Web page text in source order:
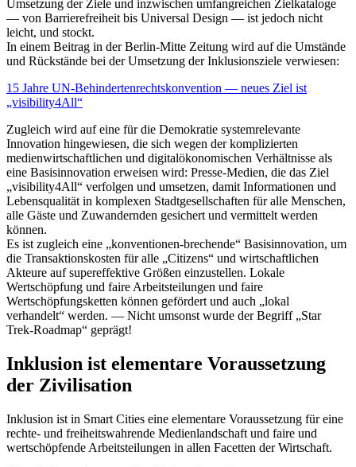
Umsetzung der Ziele und inzwischen umfangreichen Zielkataloge
— von Barrierefreiheit bis Universal Design — ist jedoch nicht
leicht, und stockt.
In einem Beitrag in der Berlin-Mitte Zeitung wird auf die Umstände
und Rückstände bei der Umsetzung der Inklusionsziele verwiesen:
15 Jahre UN-Behindertenrechtskonvention — neues Ziel ist
„visibility4All“
Zugleich wird auf eine für die Demokratie systemrelevante
Innovation hingewiesen, die sich wegen der komplizierten
medienwirtschaftlichen und digitalökonomischen Verhältnisse als
eine Basisinnovation erweisen wird: Presse-Medien, die das Ziel
„visibility4All“ verfolgen und umsetzen, damit Informationen und
Lebensqualität in komplexen Stadtgesellschaften für alle Menschen,
alle Gäste und Zuwandernden gesichert und vermittelt werden
können.
Es ist zugleich eine „konventionen-brechende“ Basisinnovation, um
die Transaktionskosten für alle „Citizens“ und wirtschaftlichen
Akteure auf supereffektive Größen einzustellen. Lokale
Wertschöpfung und faire Arbeitsteilungen und faire
Wertschöpfungsketten können gefördert und auch „lokal
verhandelt“ werden. — Nicht umsonst wurde der Begriff „Star
Trek-Roadmap“ geprägt!
Inklusion ist elementare Voraussetzung
der Zivilisation
Inklusion ist in Smart Cities eine elementare Voraussetzung für eine
rechte- und freiheitswahrende Medienlandschaft und faire und
wertschöpfende Arbeitsteilungen in allen Facetten der Wirtschaft.